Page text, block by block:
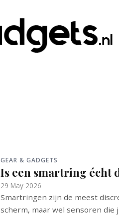
GEAR & GADGETS
Is een smartring écht
29 May 2026
Smartringen zijn de meest
scherm, maar wel sensoren die